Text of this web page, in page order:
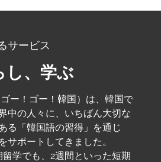
サービス
し、学ぶ
ー！ゴー！韓国）は、韓国で
中の人々に、いちばん大切な
る「韓国語の習得」を通じ
サポートしてきました。
学でも、2週間といった短期